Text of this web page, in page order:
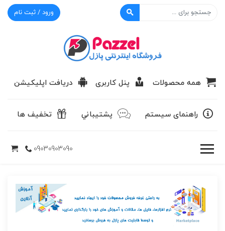
ورود / ثبت نام
همه محصولات پنل کاربری دریافت اپلیکیشن
راهنمای سیستم پشتيباني تخفیف ها
09030903090